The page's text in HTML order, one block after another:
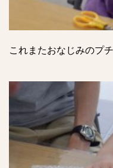
これまたおなじみのプ